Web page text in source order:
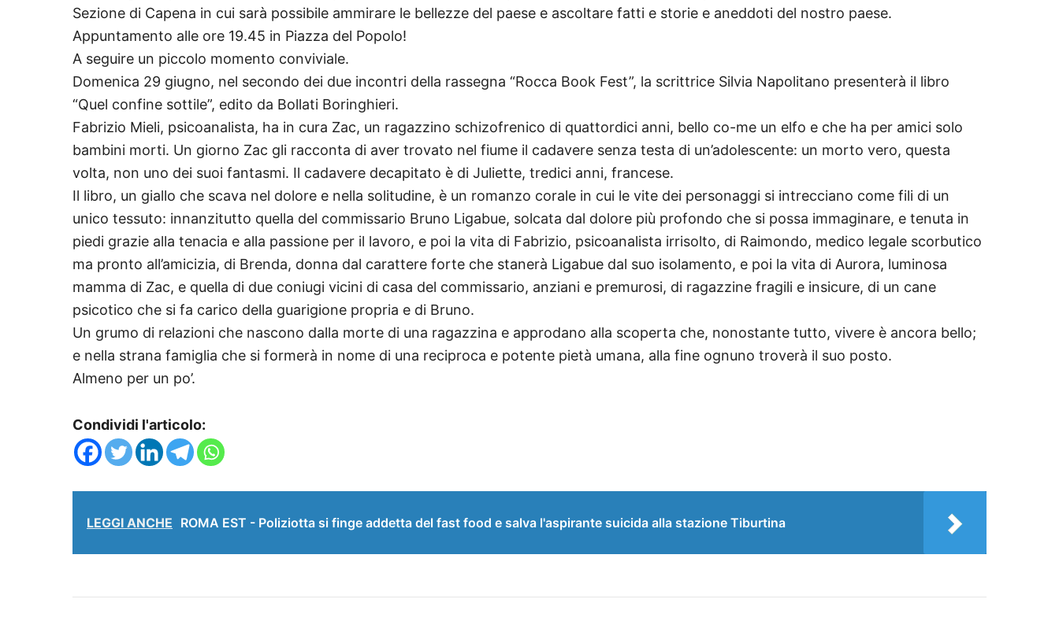
Sezione di Capena in cui sarà possibile ammirare le bellezze del paese e ascoltare fatti e storie e aneddoti del nostro paese.
Appuntamento alle ore 19.45 in Piazza del Popolo!
A seguire un piccolo momento conviviale.
Domenica 29 giugno, nel secondo dei due incontri della rassegna “Rocca Book Fest”, la scrittrice Silvia Napolitano presenterà il libro
“Quel confine sottile”, edito da Bollati Boringhieri.
Fabrizio Mieli, psicoanalista, ha in cura Zac, un ragazzino schizofrenico di quattordici anni, bello co-me un elfo e che ha per amici solo
bambini morti. Un giorno Zac gli racconta di aver trovato nel fiume il cadavere senza testa di un’adolescente: un morto vero, questa
volta, non uno dei suoi fantasmi. Il cadavere decapitato è di Juliette, tredici anni, francese.
Il libro, un giallo che scava nel dolore e nella solitudine, è un romanzo corale in cui le vite dei personaggi si intrecciano come fili di un
unico tessuto: innanzitutto quella del commissario Bruno Ligabue, solcata dal dolore più profondo che si possa immaginare, e tenuta in
piedi grazie alla tenacia e alla passione per il lavoro, e poi la vita di Fabrizio, psicoanalista irrisolto, di Raimondo, medico legale scorbutico
ma pronto all’amicizia, di Brenda, donna dal carattere forte che stanerà Ligabue dal suo isolamento, e poi la vita di Aurora, luminosa
mamma di Zac, e quella di due coniugi vicini di casa del commissario, anziani e premurosi, di ragazzine fragili e insicure, di un cane
psicotico che si fa carico della guarigione propria e di Bruno.
Un grumo di relazioni che nascono dalla morte di una ragazzina e approdano alla scoperta che, nonostante tutto, vivere è ancora bello;
e nella strana famiglia che si formerà in nome di una reciproca e potente pietà umana, alla fine ognuno troverà il suo posto.
Almeno per un po’.
Condividi l'articolo:
LEGGI ANCHE ROMA EST - Poliziotta si finge addetta del fast food e salva l'aspirante suicida alla stazione Tiburtina